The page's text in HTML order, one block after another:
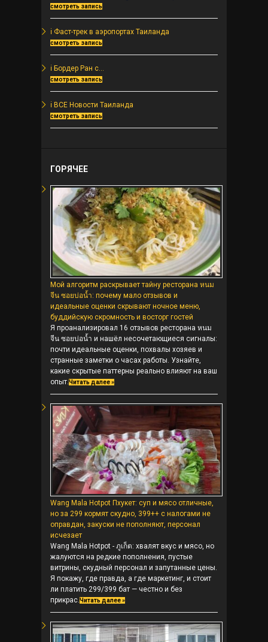
смотреть запись
ℹ️ Фаст-трек в аэропортах Таиланда
смотреть запись
ℹ️ Бордер Ран с...
смотреть запись
ℹ️ ВСЕ Новости Таиланда
смотреть запись
ГОРЯЧЕЕ
Мой алгоритм раскрывает тайну ресторана หนม
จีน ซอยบ่อน้ำ: почему мало отзывов и
идеальные оценки скрывают ночное меню,
буддийскую скромность и восторг гостей
Я проанализировал 16 отзывов ресторана หนม
จีน ซอยบ่อน้ำ и нашёл несочетающиеся сигналы:
почти идеальные оценки, похвалы хозяев и
странные заметки о часах работы. Узнайте,
какие скрытые паттерны реально влияют на ваш
опыт.Читать далее »
Wang Mala Hotpot Пхукет: суп и мясо отличные,
но за 299 кормят скудно, 399++ с налогами не
оправдан, закуски не пополняют, персонал
исчезает
Wang Mala Hotpot - ภูเก็ต: хвалят вкус и мясо, но
жалуются на редкие пополнения, пустые
витрины, скудный персонал и запутанные цены.
Я покажу, где правда, а где маркетинг, и стоит
ли платить 299/399 бат — честно и без
прикрас.Читать далее »